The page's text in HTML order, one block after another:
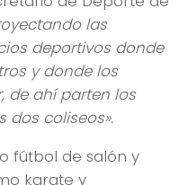
las
deportivos donde
y donde los
de ahí parten los
dos coliseos».
fútbol de salón y
karate y